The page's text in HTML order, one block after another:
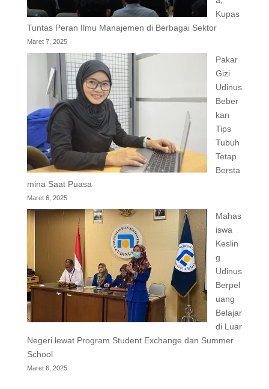
Kupas
Tuntas Peran Ilmu Manajemen di Berbagai Sektor
Maret 7, 2025
Pakar
Gizi
Udinus
Beber
kan
Tips
Tubuh
Tetap
Bersta
mina Saat Puasa
Maret 6, 2025
Mahas
iswa
Keslin
g
Udinus
Berpel
uang
Belajar
di Luar
Negeri lewat Program Student Exchange dan Summer
School
Maret 6, 2025